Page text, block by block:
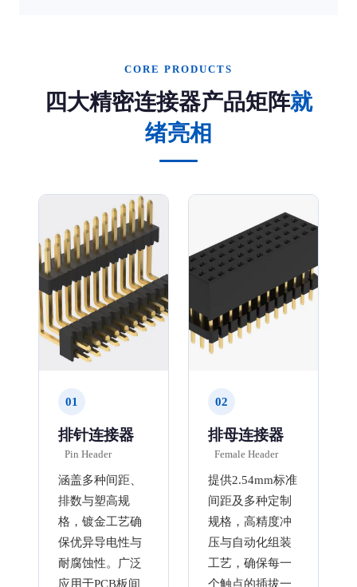
CORE PRODUCTS
四大精密连接器产品矩阵就
绪亮相
01
排针连接器
Pin Header
涵盖多种间距、
排数与塑高规
格，镀金工艺确
保优异导电性与
耐腐蚀性。广泛
应用于PCB板间
02
排母连接器
Female Header
提供2.54mm标准
间距及多种定制
规格，高精度冲
压与自动化组装
工艺，确保每一
个触点的插拔一